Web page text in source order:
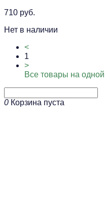
710 руб.
Нет в наличии
<
1
>
Все товары на одной
0 Корзина пуста